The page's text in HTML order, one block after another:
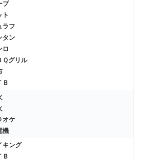
プ
ト
ラフ
タン
ロ
Ｑグリル
Ｂ
オケ
機
キング
Ｂ